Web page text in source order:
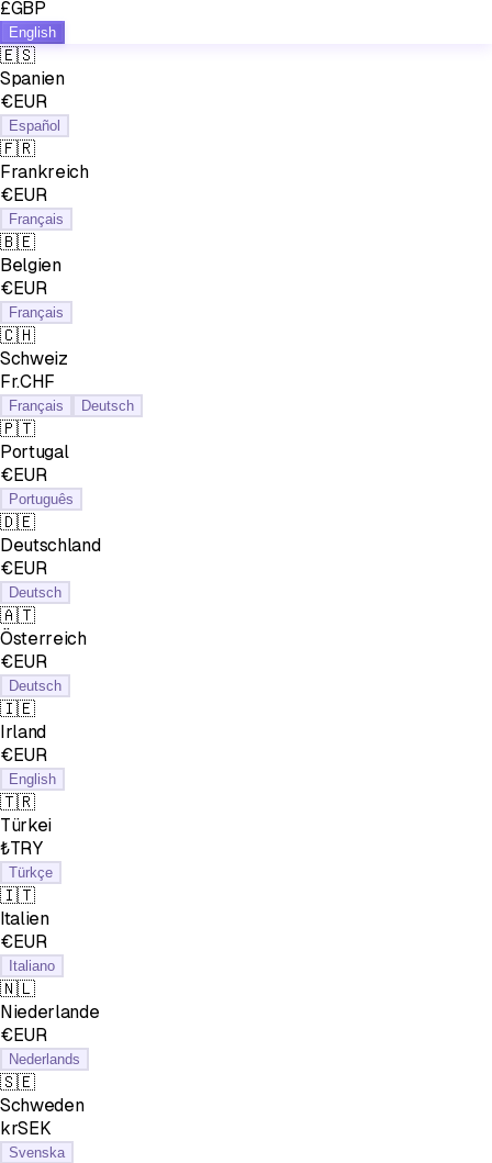
£GBP
English
🇪🇸
Spanien
€EUR
Español
🇫🇷
Frankreich
€EUR
Français
🇧🇪
Belgien
€EUR
Français
🇨🇭
Schweiz
Fr.CHF
Français Deutsch
🇵🇹
Portugal
€EUR
Português
🇩🇪
Deutschland
€EUR
Deutsch
🇦🇹
Österreich
€EUR
Deutsch
🇮🇪
Irland
€EUR
English
🇹🇷
Türkei
₺TRY
Türkçe
🇮🇹
Italien
€EUR
Italiano
🇳🇱
Niederlande
€EUR
Nederlands
🇸🇪
Schweden
krSEK
Svenska